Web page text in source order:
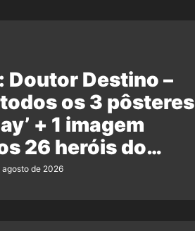
Doutor Destino –
os 3 pôsteres
+ 1 imagem
26 heróis do
agosto de 2026